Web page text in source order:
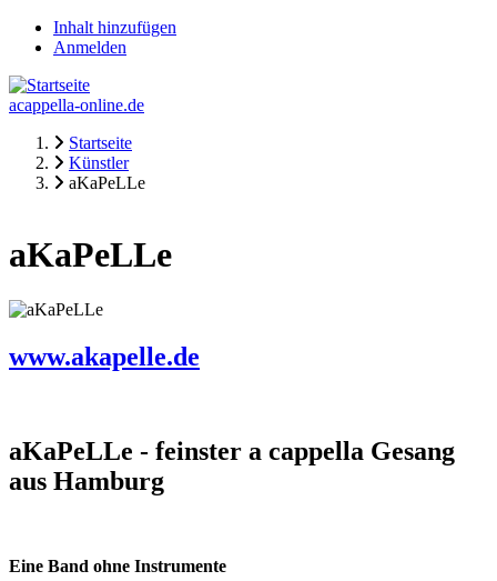
Direkt
zum
Fake-
Usermenü
Inhalt hinzufügen
Anmelden
acappella-online.de
Pfadnavigation
Startseite
Künstler
aKaPeLLe
aKaPeLLe
www.akapelle.de
aKaPeLLe - feinster a cappella Gesang
aus Hamburg
Eine Band ohne Instrumente